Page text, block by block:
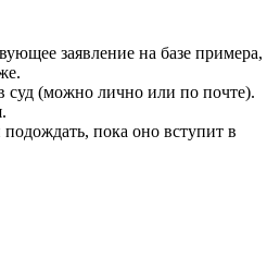
заявление на базе примера,
суд (можно лично или по почте).
пока оно вступит в